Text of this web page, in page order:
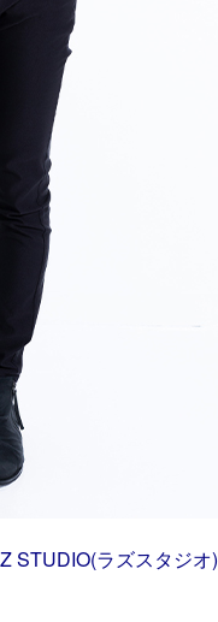
STUDIO(ラズスタジオ)